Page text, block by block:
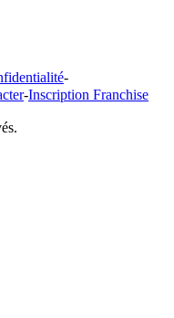
-
-Inscription Franchise